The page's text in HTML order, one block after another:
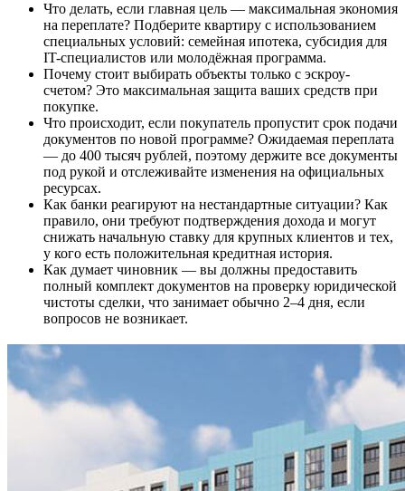
Что делать, если главная цель — максимальная экономия
на переплате? Подберите квартиру с использованием
специальных условий: семейная ипотека, субсидия для
IT-специалистов или молодёжная программа.
Почему стоит выбирать объекты только с эскроу-
счетом? Это максимальная защита ваших средств при
покупке.
Что происходит, если покупатель пропустит срок подачи
документов по новой программе? Ожидаемая переплата
— до 400 тысяч рублей, поэтому держите все документы
под рукой и отслеживайте изменения на официальных
ресурсах.
Как банки реагируют на нестандартные ситуации? Как
правило, они требуют подтверждения дохода и могут
снижать начальную ставку для крупных клиентов и тех,
у кого есть положительная кредитная история.
Как думает чиновник — вы должны предоставить
полный комплект документов на проверку юридической
чистоты сделки, что занимает обычно 2–4 дня, если
вопросов не возникает.